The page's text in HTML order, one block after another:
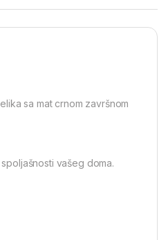
sa mat crnom završnom
vašeg doma.